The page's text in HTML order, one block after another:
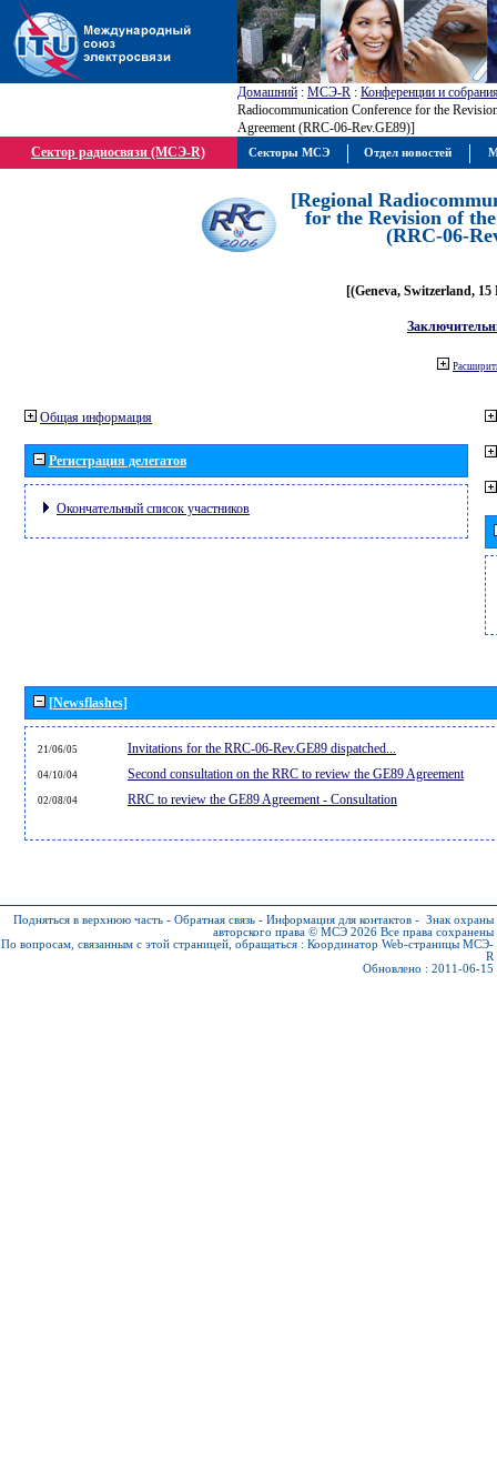
Домашний : МСЭ-R : Конференции и
Radiocommunication Conference for the
Agreement (RRC-06-Rev.GE89)]
Сектор радиосвязи (МСЭ-R)
[Regional
for the Revision of
(RRC-06-
[(Geneva, Switzerland, 15
Общая информация
Регистрация делегатов
Окончательный список участников
[Newsflashes]
21/06/05 Invitations for the RRC-06-Rev.GE89 dispatched...
04/10/04 Second consultation on the RRC to review the GE89 Agreement
02/08/04 RRC to review the GE89 Agreement - Consultation
Подняться в верхнюю часть - Обратная связь - Информация для контактов - Знак охраны
авторского права © МСЭ 2026 Все права сохранены
По вопросам, связанным с этой страницей, обращаться : Координатор Web-страницы МСЭ-
R
Обновлено : 2011-06-15
Секторы МСЭ Отдел новостей